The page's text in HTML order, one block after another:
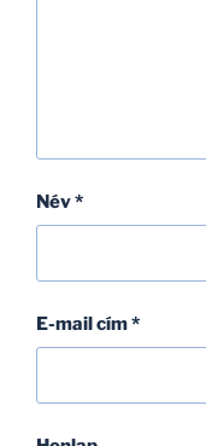
Név*
E-mail cím*